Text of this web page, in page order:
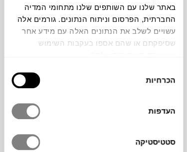
באתר שלנו עם השותפים שלנו מתחומי המדיה
החברתית, הפרסום וניתוח הנתונים. גורמים אלה
עשויים לשלב את הנתונים האלה עם מידע אחר
שסיפקתם או שהם אספו בעקבות השימוש
הסכמה
הכרחיות
העדפות
סטטיסטיקה